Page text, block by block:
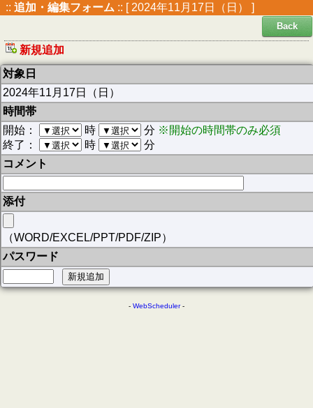
:: 追加・編集フォーム :: [ 2024年11月17日（日） ]
Back
新規追加
対象日
2024年11月17日（日）
時間帯
開始：
時 分 ※開始の時間帯のみ必須
終了：
時
分
コメント
添付
（WORD/EXCEL/PPT/PDF/ZIP）
パスワード
- WebScheduler-